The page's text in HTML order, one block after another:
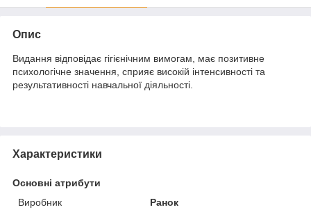
Опис
Видання відповідає гігієнічним вимогам, має позитивне
психологічне значення, сприяє високій інтенсивності та
результативності навчальної діяльності.
Характеристики
Основні атрибути
Виробник
Ранок